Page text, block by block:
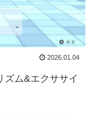
2026.01.04
ズム&エクササイ